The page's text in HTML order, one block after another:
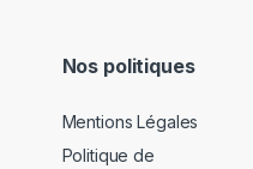
Nos politiques
Mentions Légales
Politique de